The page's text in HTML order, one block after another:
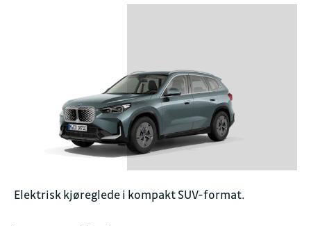
Elektrisk kjøreglede i kompakt SUV-format.